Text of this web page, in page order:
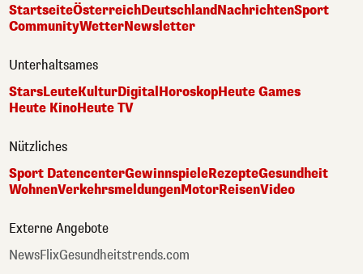
StartseiteÖsterreichDeutschlandNachrichtenSport
CommunityWetterNewsletter
Unterhaltsames
StarsLeuteKulturDigitalHoroskopHeute Games
Heute KinoHeute TV
Nützliches
Sport DatencenterGewinnspieleRezepteGesundheit
WohnenVerkehrsmeldungenMotorReisenVideo
Externe Angebote
NewsFlixGesundheitstrends.com